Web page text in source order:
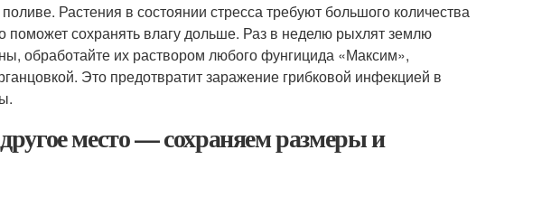
Растения в состоянии стресса требуют большого количества
поможет сохранять влагу дольше. Раз в неделю рыхлят землю
обработайте их раствором любого фунгицида «Максим»,
Это предотвратит заражение грибковой инфекцией в
место — сохраняем размеры и